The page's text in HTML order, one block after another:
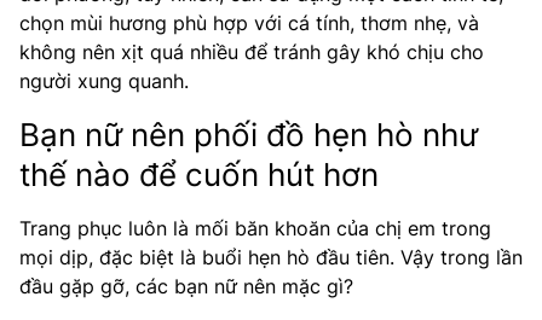
chọn mùi hương phù hợp với cá tính, thơm nhẹ, và
không nên xịt quá nhiều để tránh gây khó chịu cho
người xung quanh.
Bạn nữ nên phối đồ hẹn hò như
thế nào để cuốn hút hơn
Trang phục luôn là mối băn khoăn của chị em trong
mọi dịp, đặc biệt là buổi hẹn hò đầu tiên. Vậy trong lần
đầu gặp gỡ, các bạn nữ nên mặc gì?